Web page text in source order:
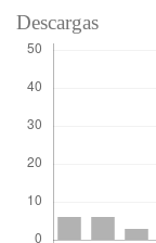
Descargas